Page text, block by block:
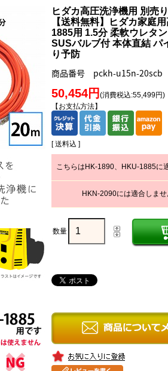
ヒダカ高圧洗浄機用 別売
【送料無料】ヒダカ家庭
1885用 1.5分 柔軟ウレタ
SUSバルブ付 本体直結 パ
り予防
商品番号 pckh-u15n-20scb
50,454円 (消費税込:55,499円)
【お支払方法】
[ 送料込 ]
こちらはHK-1890、HKU-1885に
HKN-2090には適合しませ
数量